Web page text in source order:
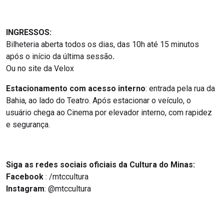
INGRESSOS:
Bilheteria aberta todos os dias, das 10h até 15 minutos
após o início da última sessão.
Ou no site da Velox
Estacionamento com acesso interno: entrada pela rua da
Bahia, ao lado do Teatro. Após estacionar o veículo, o
usuário chega ao Cinema por elevador interno, com rapidez
e segurança.
Siga as redes sociais oficiais da Cultura do Minas:
Facebook : /mtccultura
Instagram: @mtccultura